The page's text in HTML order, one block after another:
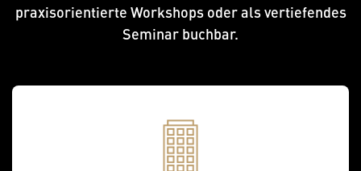
praxisorientierte Workshops oder als vertiefendes
Seminar buchbar.